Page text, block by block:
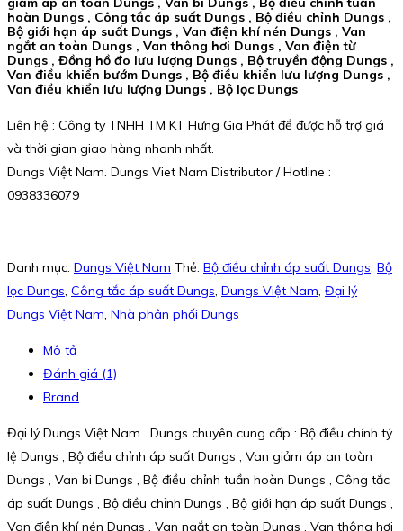
hoàn Dungs , Công tắc áp suất Dungs , Bộ điều chỉnh Dungs ,
Bộ giới hạn áp suất Dungs , Van điện khí nén Dungs , Van
ngắt an toàn Dungs , Van thông hơi Dungs , Van điện từ
Dungs , Đồng hồ đo lưu lượng Dungs , Bộ truyền động Dungs ,
Van điều khiển bướm Dungs , Bộ điều khiển lưu lượng Dungs ,
Van điều khiển lưu lượng Dungs , Bộ lọc Dungs
Liên hệ : Công ty TNHH TM KT Hưng Gia Phát để được hỗ trợ giá
và thời gian giao hàng nhanh nhất.
Dungs Việt Nam. Dungs Viet Nam Distributor / Hotline :
0938336079
Danh mục: Dungs Việt Nam Thẻ: Bộ điều chỉnh áp suất Dungs, Bộ
lọc Dungs, Công tắc áp suất Dungs, Dungs Việt Nam, Đại lý
Dungs Việt Nam, Nhà phân phối Dungs
Mô tả
Đánh giá (1)
Brand
Đại lý Dungs Việt Nam . Dungs chuyên cung cấp : Bộ điều chỉnh tỷ
lệ Dungs , Bộ điều chỉnh áp suất Dungs , Van giảm áp an toàn
Dungs , Van bi Dungs , Bộ điều chỉnh tuần hoàn Dungs , Công tắc
áp suất Dungs , Bộ điều chỉnh Dungs , Bộ giới hạn áp suất Dungs ,
Van điện khí nén Dungs , Van ngắt an toàn Dungs , Van thông hơi